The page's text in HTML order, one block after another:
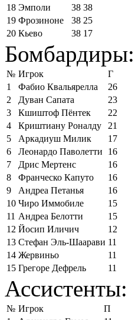
18 Эмполи 38 38
19 Фрозиноне 38 25
20 Кьево 38 17
Бомбардиры:
№ Игрок
Г
1
Фабио Квальярелла
26
2
Дуван Сапата
23
3
Кшиштоф Пёнтек
22
4
Криштиану Роналду
21
5
Аркадиуш Милик
17
6
Леонардо Паволетти
16
7
Дрис Мертенс
16
8
Франческо Капуто
16
9
Андреа Петанья
16
10 Чиро Иммобиле
15
11 Андреа Белотти
15
12 Йосип Иличич
12
13 Стефан Эль-Шаарави 11
14 Жервиньо
11
15 Грегоре Дефрель 11
Ассистенты:
№ Игрок
П